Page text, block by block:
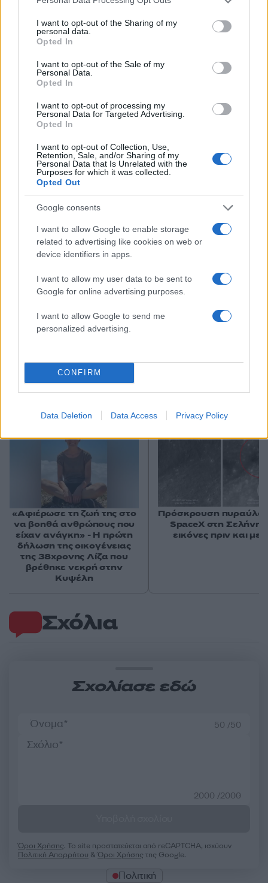
not limited to your visit or usage behaviour. You may click to
grant or deny consent to Google and its third-party tags to
use your data for below specified purposes in below Google
consent section.
I want to opt-out of the Sharing of my
personal data.
Opted In
I want to opt-out of the Sale of my
Personal Data.
Opted In
I want to opt-out of processing my
Personal Data for Targeted Advertising.
Opted In
I want to opt-out of Collection, Use,
Retention, Sale, and/or Sharing of my
Personal Data that Is Unrelated with the
Purposes for which it was collected.
Opted Out
Google consents
I want to allow Google to enable storage
related to advertising like cookies on web or
device identifiers in apps.
I want to allow my user data to be sent to
Google for online advertising purposes.
I want to allow Google to send me
personalized advertising.
CONFIRM
Data Deletion Data Access Privacy Policy
Νίκος Πλακιάς τόνισε:
«Ύποπτη για εσένα για εμένα είναι αληθινή με
σεβασμό με προσοχή και με αποδείξεις. Τώρα
σε ποιον δίνω λαβή και τι νομίζει ο καθένας σας
δεν θα είναι αυτό που θα με κάνει να πορευτώ
και στο υπόλοιπο αυτής της διαδικασίας. Εγώ ala
carte δεν θα πάρω. Εγώ θα κάνω το καθήκον
μου και τίποτα άλλο, τώρα όσο για την Μαρία, ο
καθένας μας θα κοιμηθεί όπως έστρωσε, ελπίζω
να κατάλαβες έστω και λίγο».
Σχόλια
Σχολίασε εδώ
50 /50
2000 /2000
Όροι Χρήσης. Το site προστατεύεται από reCAPTCHA, ισχύουν
Πολιτική Απορρήτου &Όροι Χρήσης της Google.
Πολιτική
Αν τα χάσατε
«Αφιέρωσε τη ζωή της στο
να βοηθά ανθρώπους που
είχαν ανάγκη» - Η πρώτη
δήλωση της οικογένειας
της 38χρονης Λίζα που
βρέθηκε νεκρή στην
Κυψέλη
Πρόσκρουση
SpaceX στη Σελήνη:
εικόνες πριν και